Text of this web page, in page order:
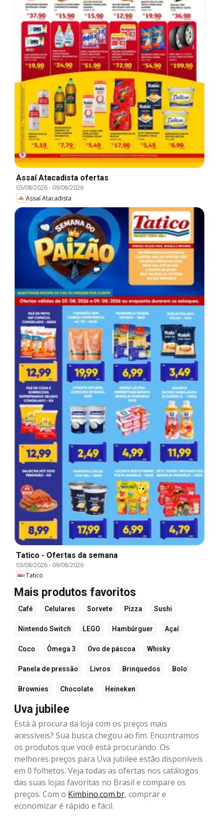
Assaí Atacadista ofertas
03/08/2026- 09/08/2026
Assaí Atacadista
Tatico - Ofertas da semana
03/08/2026- 09/08/2026
Tatico
Mais produtos favoritos
Café Celulares Sorvete Pizza Sushi
Nintendo Switch LEGO Hambúrguer Açaí
Coco Ômega 3 Ovo de páscoa Whisky
Panela de pressão Livros Brinquedos Bolo
Brownies Chocolate Heineken
Uva jubilee
Está à procura da loja com os preços mais
acessíveis? Sua busca chegou ao fim. Encontramos
os produtos que você está procurando. Os
melhores preços para Uva jubilee estão disponíveis
em 0 folhetos. Veja todas as ofertas nos catálogos
das suas lojas favoritas no Brasil e compare os
preços. Com o Kimbino.com.br, comprar e
economizar é rápido e fácil.